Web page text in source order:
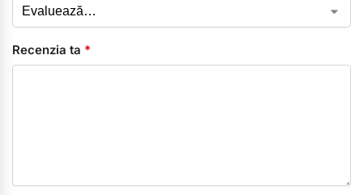
Recenzia ta *